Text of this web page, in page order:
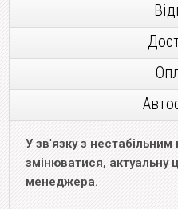
У зв'язку з
змінюватися, актуальну
менеджера.